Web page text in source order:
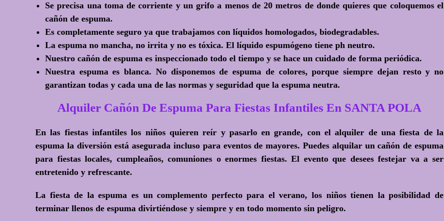
Se precisa una toma de corriente y un grifo a menos de 20 metros de donde quieres que coloquemos el
cañón de espuma.
Es completamente seguro ya que trabajamos con líquidos homologados, biodegradables.
La espuma no mancha, no irrita y no es tóxica. El líquido espumógeno tiene ph neutro.
Nuestro cañón de espuma es inspeccionado todo el tiempo y se hace un cuidado de forma periódica.
Nuestra espuma es blanca. No disponemos de espuma de colores, porque siempre dejan resto y no
garantizan todas y cada una de las normas y seguridad que la espuma neutra.
Alquiler Cañón De Espuma Para Fiestas Infantiles En SANTA POLA
En las fiestas infantiles los niños quieren reír y pasarlo en grande, con el alquiler de una fiesta de la
espuma la diversión está asegurada incluso para eventos de mayores. Puedes alquilar un cañón de espuma
para fiestas locales, cumpleaños, comuniones o enormes fiestas. El evento que desees festejar va a ser
entretenido y refrescante.
La fiesta de la espuma es un complemento perfecto para el verano, los niños tienen la posibilidad de
terminar llenos de espuma divirtiéndose y siempre y en todo momento sin peligro.